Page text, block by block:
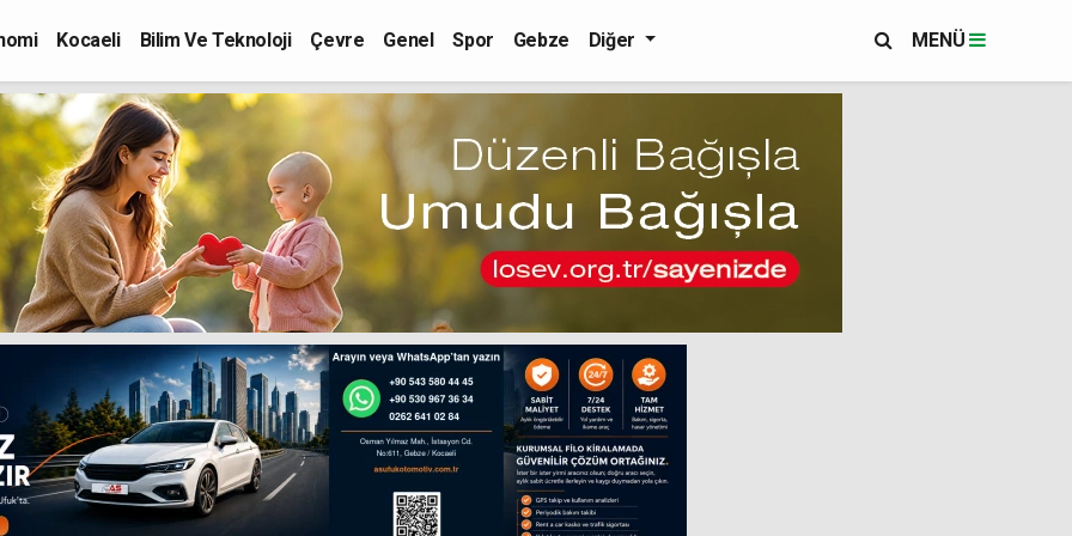
Kocaeli Bilim Ve Teknoloji Çevre Genel Spor Gebze Diğer MENÜ